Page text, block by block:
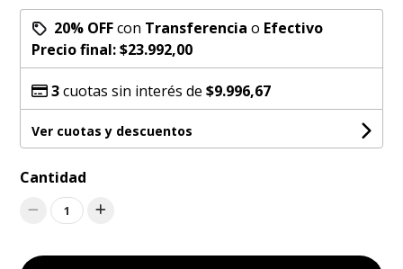
20% OFFcon Transferencia o Efectivo
Precio final:$23.992,00
3cuotas sin interés de$9.996,67
Ver cuotas y descuentos
Cantidad
1